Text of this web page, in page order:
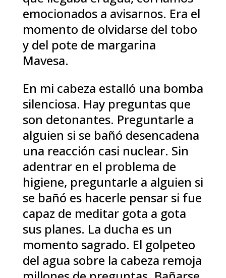
emocionados a avisarnos. Era el
momento de olvidarse del tobo
y del pote de margarina
Mavesa.
En mi cabeza estalló una bomba
silenciosa. Hay preguntas que
son detonantes. Preguntarle a
alguien si se bañó desencadena
una reacción casi nuclear. Sin
adentrar en el problema de
higiene, preguntarle a alguien si
se bañó es hacerle pensar si fue
capaz de meditar gota a gota
sus planes. La ducha es un
momento sagrado. El golpeteo
del agua sobre la cabeza remoja